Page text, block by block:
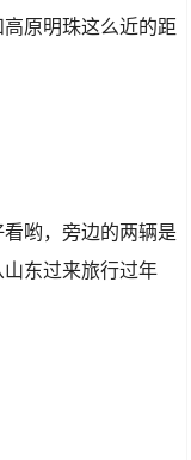
原明珠这么近的距
哟，旁边的两辆是
东过来旅行过年